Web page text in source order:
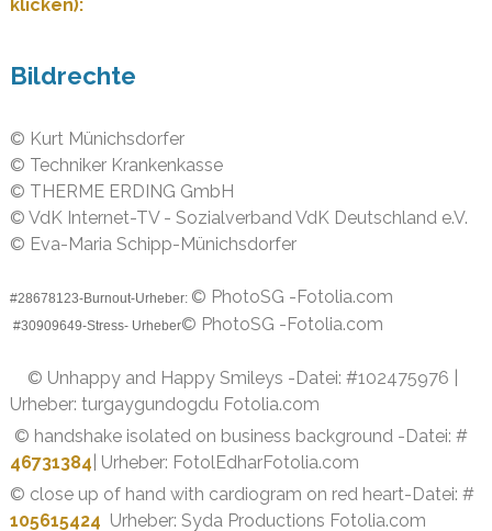
klicken):
Bildrechte
© Kurt Münichsdorfer
© Techniker Krankenkasse
© THERME ERDING GmbH
© VdK Internet-TV - Sozialverband VdK Deutschland e.V.
© Eva-Maria Schipp-Münichsdorfer
#28678123-Burnout-Urheber: © PhotoSG -Fotolia.com
#30909649-Stress- Urheber© PhotoSG -Fotolia.com
© Unhappy and Happy Smileys -Datei: #102475976 |
Urheber: turgaygundogdu Fotolia.com
© handshake isolated on business background -Datei: #
46731384 | Urheber: FotolEdharFotolia.com
© close up of hand with cardiogram on red heart-Datei: #
105615424 Urheber: Syda Productions Fotolia.com